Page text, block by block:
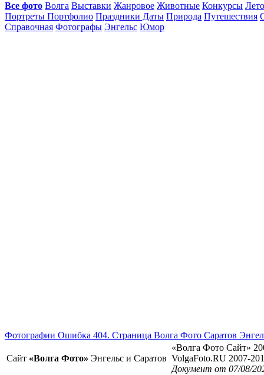
Все фото Волга Выставки Жанровое Животные Конкурсы
Портреты Портфолио Праздники Даты Природа Путешествия
Справочная Фотографы Энгельс Юмор
Фотографии Ошибка 404. Страница Волга Фото Саратов
Сайт «Волга Фото» Энгельс и Саратов
«Волга Фото Сайт»
VolgaFoto.RU 2007-
Документ от 07/08/